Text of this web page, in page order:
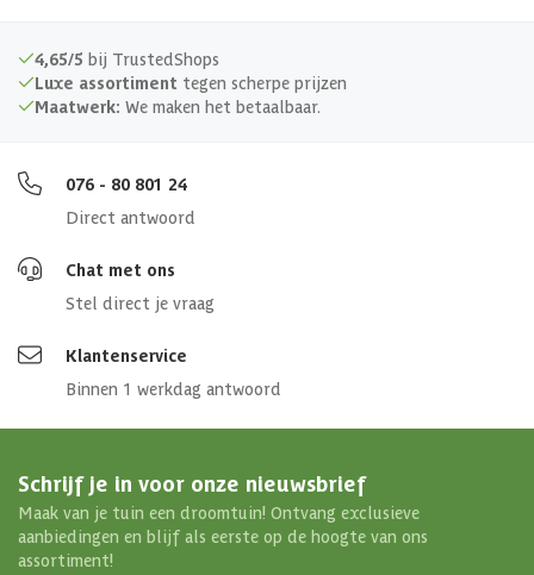
4,65/5 bij TrustedShops
Luxe assortiment tegen scherpe prijzen
Maatwerk: We maken het betaalbaar.
076 - 80 801 24
Direct antwoord
Chat met ons
Stel direct je vraag
Klantenservice
Binnen 1 werkdag antwoord
Schrijf je in voor onze nieuwsbrief
Maak van je tuin een droomtuin! Ontvang exclusieve
aanbiedingen en blijf als eerste op de hoogte van ons
assortiment!